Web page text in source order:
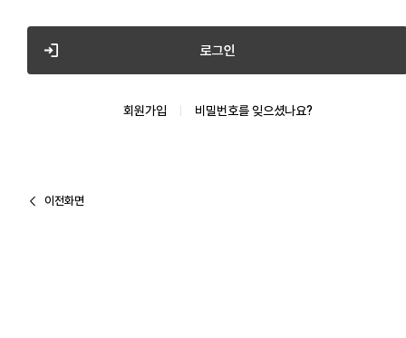
로그인
회원가입 비밀번호를 잊으셨나요?
이전화면